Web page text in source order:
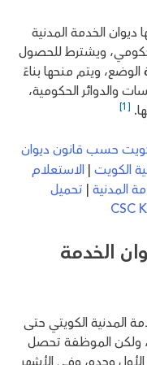
ديوان الخدمة المدنية
ويشترط للحصول
الوضع، ويتم منحها بناءً
والدوائر الحكومية،
[1]
حسب قانون ديوان
الكويت | الاستعلام
المدنية | تحميل
الخدمة
المدنية الكويتي حتى
الوضع، ولكن الموظفة تحصل